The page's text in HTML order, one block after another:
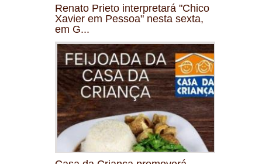
Renato Prieto interpretará "Chico
Xavier em Pessoa" nesta sexta,
em G...